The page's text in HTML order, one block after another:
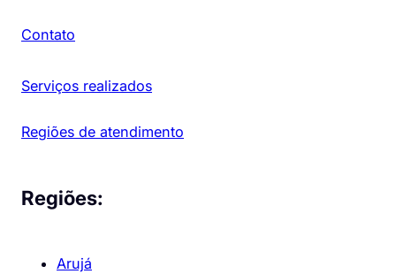
Contato
Serviços realizados
Regiões de atendimento
Regiões:
Arujá